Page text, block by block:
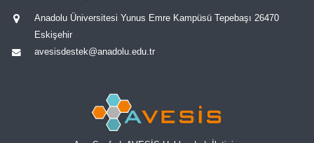
Anadolu Üniversitesi Yunus Emre Kampüsü Tepebaşı 26470
Eskişehir
avesisdestek@anadolu.edu.tr